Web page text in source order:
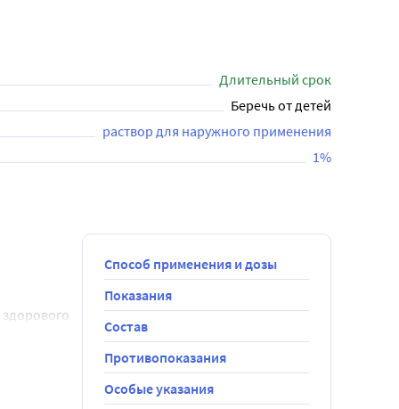
Длительный срок
Беречь от детей
раствор для наружного применения
1%
Способ применения и дозы
Показания
Состав
Противопоказания
Особые указания